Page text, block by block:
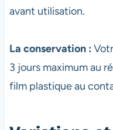
avant utilisation.
La conservation :
3 jours maximum au
film plastique au